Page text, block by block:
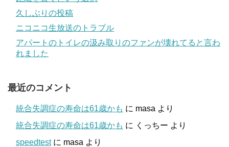
久しぶりの投稿
ニコニコ生放送のトラブル
アパートのトイレの汲み取りのファンが壊れてると言わ
れました
最近のコメント
統合失調症の寿命は61歳かも に masa より
統合失調症の寿命は61歳かも に くっちー より
speedtestに masa より